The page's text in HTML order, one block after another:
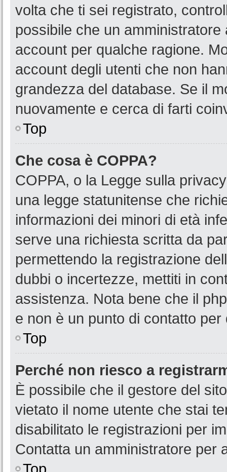
volta che ti sei registrato,
possibile che un
account per qualche ragione.
account degli utenti che non
grandezza del database. Se il
nuovamente e cerca di farti
Top
Che cosa è COPPA?
COPPA, o la Legge sulla
una legge statunitense che
informazioni dei minori di età
serve una richiesta scritta da
permettendo la registrazione
dubbi o incertezze, mettiti in
assistenza. Nota bene che il
e non è un punto di contatto
Top
Perché non riesco a
È possibile che il gestore del
vietato il nome utente che stai
disabilitato le registrazioni per
Contatta un amministratore per